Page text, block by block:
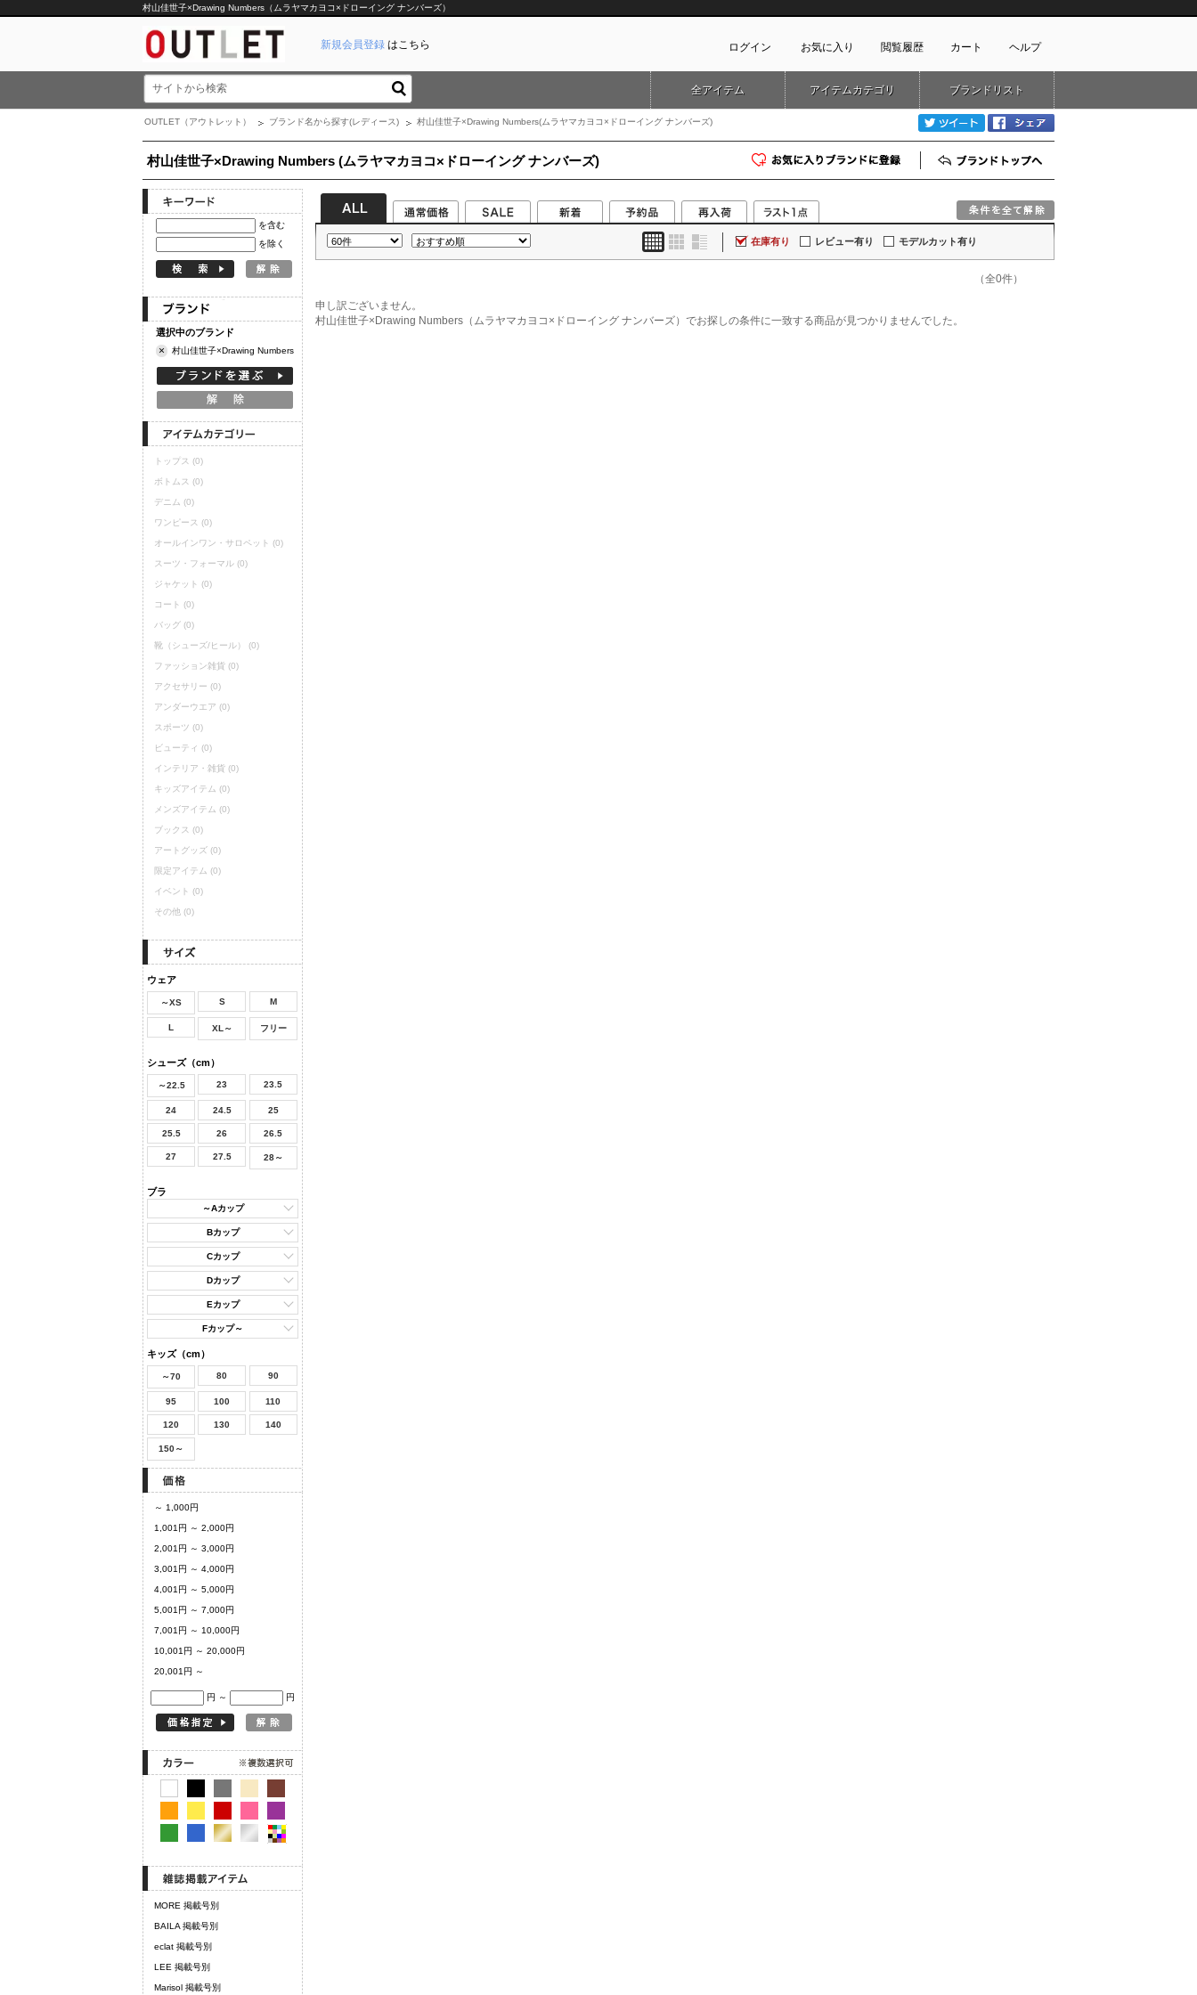
村山佳世子×Drawing Numbers（ムラヤマカヨコ×ドローイング ナンバーズ）
新規会員登録 はこちら ログイン お気に入り 閲覧履歴 カート
カートに商品がありません
ヘルプ
ショッピングガイド
配送・送料について
会員特典のご案内
初めてのお客様
よくあるご質問
お問合せ
ブランドリスト
アイテムカテゴリ
全アイテム
OUTLET（アウトレット） ブランド名から探す(レディース) 村山佳世子×Drawing Numbers(ムラヤマカヨコ×ドローイング ナンバーズ)
村山佳世子×Drawing Numbers (ムラヤマカヨコ×ドローイング ナンバーズ)
お気に入りブランド登録
を含む
を除く
選択中のブランド
× 村山佳世子×Drawing Numbers
トップス (0)
ボトムス (0)
デニム (0)
ワンピース (0)
オールインワン・サロペット (0)
スーツ・フォーマル (0)
ジャケット (0)
コート (0)
バッグ (0)
靴（シューズ/ヒール） (0)
ファッション雑貨 (0)
アクセサリー (0)
アンダーウエア (0)
スポーツ (0)
ビューティ (0)
インテリア・雑貨 (0)
キッズアイテム (0)
メンズアイテム (0)
ブックス (0)
アートグッズ (0)
限定アイテム (0)
イベント (0)
その他 (0)
ウェア
～XS S M
L XL～ フリー
シューズ（cm）
～22.5 23 23.5
24 24.5 25
25.5 26 26.5
27 27.5 28～
ブラ
～Aカップ
Bカップ
Cカップ
Dカップ
Eカップ
Fカップ～
キッズ（cm）
～70 80 90
95 100 110
120 130 140
150～
～ 1,000円
1,001円 ～ 2,000円
2,001円 ～ 3,000円
3,001円 ～ 4,000円
4,001円 ～ 5,000円
5,001円 ～ 7,000円
7,001円 ～ 10,000円
10,001円 ～ 20,000円
20,001円 ～
円 ～ 円
MORE 掲載号別
BAILA 掲載号別
eclat 掲載号別
LEE 掲載号別
Marisol 掲載号別
在庫有り レビュー有り モデルカット有り
（全0件）
申し訳ございません。
村山佳世子×Drawing Numbers（ムラヤマカヨコ×ドローイング ナンバーズ）でお探しの条件に一致する商品が見つかりませんでした。